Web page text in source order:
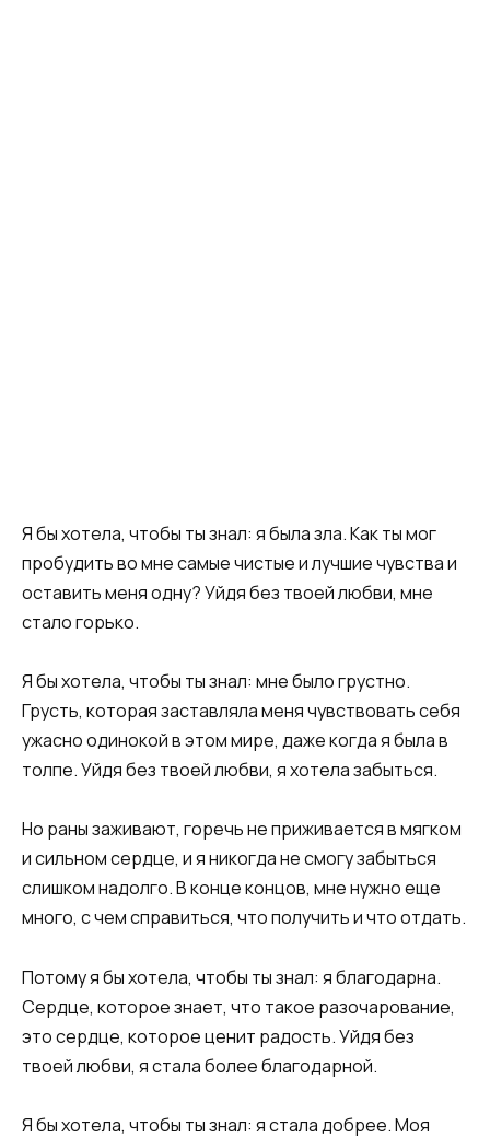
Я бы хотела, чтобы ты знал: я была зла. Как ты мог
пробудить во мне самые чистые и лучшие чувства и
оставить меня одну? Уйдя без твоей любви, мне
стало горько.
Я бы хотела, чтобы ты знал: мне было грустно.
Грусть, которая заставляла меня чувствовать себя
ужасно одинокой в этом мире, даже когда я была в
толпе. Уйдя без твоей любви, я хотела забыться.
Но раны заживают, горечь не приживается в мягком
и сильном сердце, и я никогда не смогу забыться
слишком надолго. В конце концов, мне нужно еще
много, с чем справиться, что получить и что отдать.
Потому я бы хотела, чтобы ты знал: я благодарна.
Сердце, которое знает, что такое разочарование,
это сердце, которое ценит радость. Уйдя без
твоей любви, я стала более благодарной.
Я бы хотела, чтобы ты знал: я стала добрее. Моя